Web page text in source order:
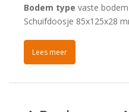
Bodem type vaste bodem
Schuifdoosje 85x125x28
Lees meer